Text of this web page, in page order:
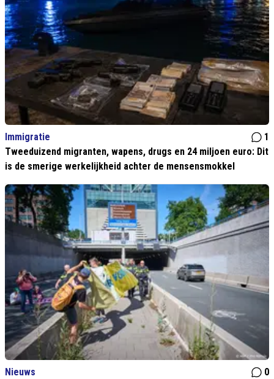
Immigratie
1
Tweeduizend migranten, wapens, drugs en 24 miljoen euro: Dit
is de smerige werkelijkheid achter de mensensmokkel
Nieuws
0